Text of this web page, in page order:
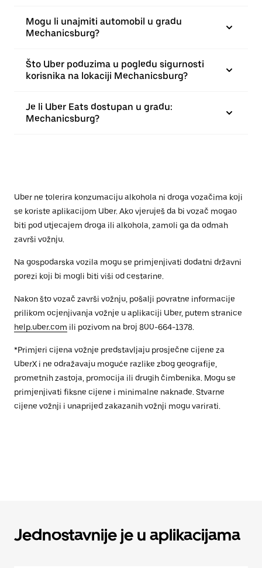
Mogu li unajmiti automobil u gradu
Mechanicsburg?
Što Uber poduzima u pogledu sigurnosti
korisnika na lokaciji Mechanicsburg?
Je li Uber Eats dostupan u gradu:
Mechanicsburg?
Uber ne tolerira konzumaciju alkohola ni droga vozačima koji
se koriste aplikacijom Uber. Ako vjeruješ da bi vozač mogao
biti pod utjecajem droga ili alkohola, zamoli ga da odmah
završi vožnju.
Na gospodarska vozila mogu se primjenjivati dodatni državni
porezi koji bi mogli biti viši od cestarine.
Nakon što vozač završi vožnju, pošalji povratne informacije
prilikom ocjenjivanja vožnje u aplikaciji Uber, putem stranice
help.uber.com ili pozivom na broj 800-664-1378.
*Primjeri cijena vožnje predstavljaju prosječne cijene za
UberX i ne odražavaju moguće razlike zbog geografije,
prometnih zastoja, promocija ili drugih čimbenika. Mogu se
primjenjivati fiksne cijene i minimalne naknade. Stvarne
cijene vožnji i unaprijed zakazanih vožnji mogu varirati.
Jednostavnije je u aplikacijama